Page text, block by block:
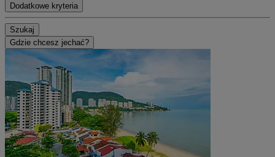
Dodatkowe kryteria
Szukaj
Gdzie chcesz jechać?